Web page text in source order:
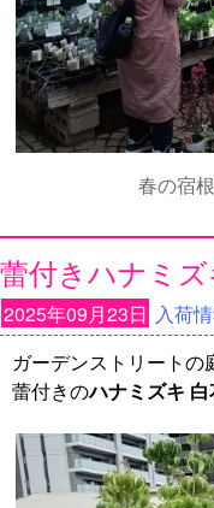
春の宿
蕾付きハナミ
2025年09月23日 入荷
ガーデンストリート
蕾付きのハナミズキ